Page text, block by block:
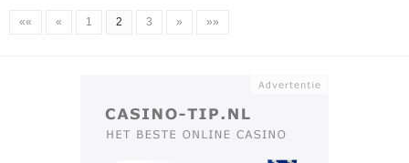
«« « 1 2 3 » »»